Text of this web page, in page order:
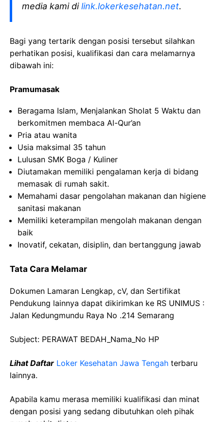
media kami dilink.lokerkesehatan.net.
Bagi yang tertarik dengan posisi tersebut silahkan
perhatikan posisi, kualifikasi dan cara melamarnya
dibawah ini:
Pramumasak
Beragama Islam, Menjalankan Sholat 5 Waktu dan
berkomitmen membaca Al-Qur’an
Pria atau wanita
Usia maksimal 35 tahun
Lulusan SMK Boga / Kuliner
Diutamakan memiliki pengalaman kerja di bidang
memasak di rumah sakit.
Memahami dasar pengolahan makanan dan higiene
sanitasi makanan
Memiliki keterampilan mengolah makanan dengan
baik
Inovatif, cekatan, disiplin, dan bertanggung jawab
Tata Cara Melamar
Dokumen Lamaran Lengkap, cV, dan Sertifikat
Pendukung lainnya dapat dikirimkan ke RS UNIMUS :
Jalan Kedungmundu Raya No .214 Semarang
Subject: PERAWAT BEDAH_Nama_No HP
Lihat Daftar Loker Kesehatan Jawa Tengah terbaru
lainnya.
Apabila kamu merasa memiliki kualifikasi dan minat
dengan posisi yang sedang dibutuhkan oleh pihak